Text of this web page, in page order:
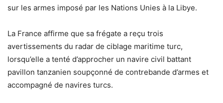
sur les armes imposé par les Nations Unies à la Libye.
La France affirme que sa frégate a reçu trois
avertissements du radar de ciblage maritime turc,
lorsqu’elle a tenté d’approcher un navire civil battant
pavillon tanzanien soupçonné de contrebande d’armes et
accompagné de navires turcs.